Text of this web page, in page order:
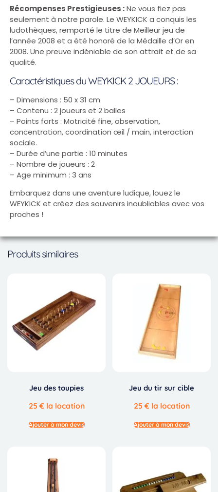
Récompenses Prestigieuses :Ne vous fiez pas
seulement à notre parole. Le WEYKICK a conquis les
ludothèques, remporté le titre de Meilleur jeu de
l’année 2008 et a été honoré de la Médaille d’Or en
2008. Une preuve indéniable de son attrait et de sa
qualité.
Caractéristiques du WEYKICK 2 JOUEURS :
– Dimensions : 50 x 31 cm
– Contenu : 2 joueurs et 2 balles
– Points forts : Motricité fine, observation,
concentration, coordination œil / main, interaction
sociale.
– Durée d’une partie : 10 minutes
– Nombre de joueurs : 2
– Age minimum : 3 ans
Embarquez dans une aventure ludique, louez le
WEYKICK et créez des souvenirs inoubliables avec vos
proches !
Produits similaires
Jeu des toupies
25 €la location
Ajouter à mon devis
Jeu du tir sur cible
25 €la location
Ajouter à mon devis